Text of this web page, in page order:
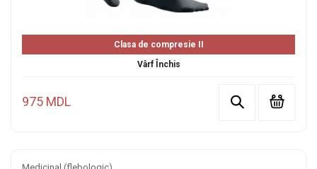
Clasa de compresie II
Vârf Închis
975 MDL